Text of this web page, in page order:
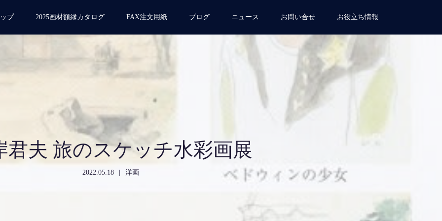
プ 2025画材額縁カタログ FAX注文用紙 ブログ ニュース お問い合せ お役立ち情報
君夫 旅のスケッチ水彩画展
2022.05.18 洋画